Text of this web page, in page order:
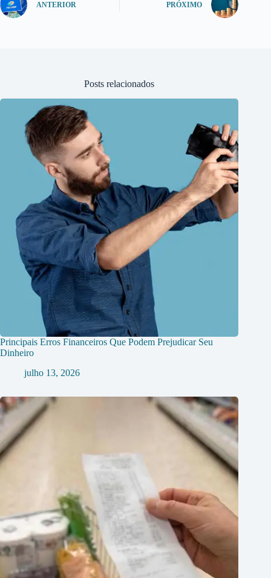
ANTERIOR PRÓXIMO
Posts relacionados
Principais Erros Financeiros Que Podem Prejudicar Seu
Dinheiro
julho 13, 2026